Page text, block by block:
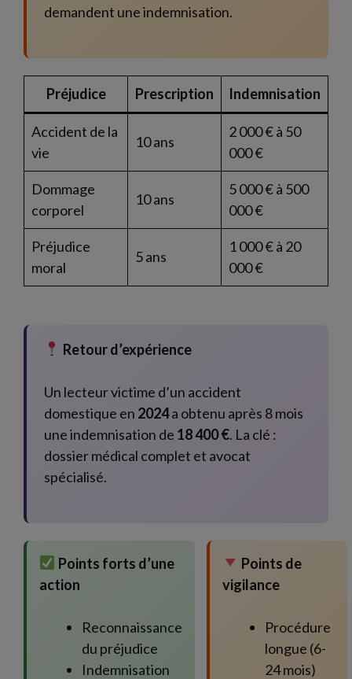
demandent une indemnisation.
Préjudice Prescription Indemnisation
Accident de la
vie
10 ans
2 000 € à 50
000 €
Dommage
corporel
10 ans
5 000 € à 500
000 €
Préjudice
moral
5 ans
1 000 € à 20
000 €
Retour d’expérience
Un lecteur victime d’un accident
domestique en 2024a obtenu après 8 mois
une indemnisation de 18 400 €. La clé :
dossier médical complet et avocat
spécialisé.
Points forts d’une
action
Reconnaissance
du préjudice
Indemnisation
Points de
vigilance
Procédure
longue (6-
24 mois)